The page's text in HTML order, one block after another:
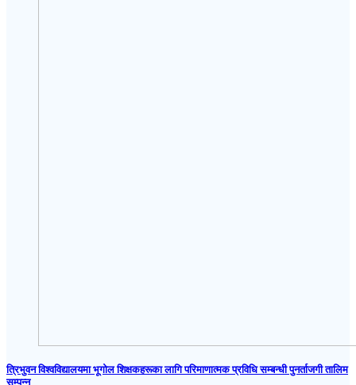
त्रिभुवन विश्वविद्यालयमा भूगोल शिक्षकहरूका लागि परिमाणात्मक प्रविधि सम्बन्धी पुनर्ताजगी तालिम
सम्पन्न